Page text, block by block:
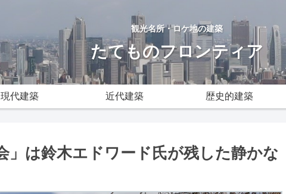
観光名所・ロケ地の建築
たてものフロンティア
現代建築 近代建築 歴史的建築
」は鈴木エドワード氏が残した静かな